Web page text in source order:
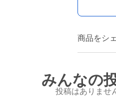
商品をシ
みんなの
投稿はありませ